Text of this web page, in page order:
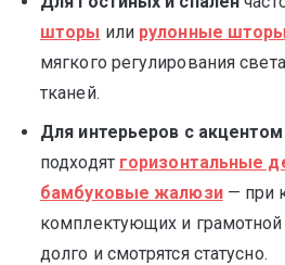
шторы или рулонные
мягкого регулирования
тканей.
Для интерьеров с
подходят горизонтальные
бамбуковые жалюзи— при
комплектующих и
долго и смотрятся статусно.